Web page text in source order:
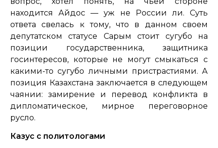
находится Айдос — уж не России ли. Суть
ответа свелась к тому, что в данном своем
депутатском статусе Сарым стоит сугубо на
позиции государственника, защитника
госинтересов, которые не могут смыкаться с
какими-то сугубо личными пристрастиями. А
позиция Казахстана заключается в следующем
чаянии: замирение и перевод конфликта в
дипломатическое, мирное переговорное
русло.
Казус с политологами